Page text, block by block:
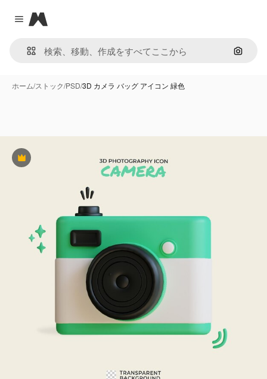
Close menu
Magnific
画像で
ホーム/ストック/PSD/3D カメラ バッグ アイコン 緑色
Premium